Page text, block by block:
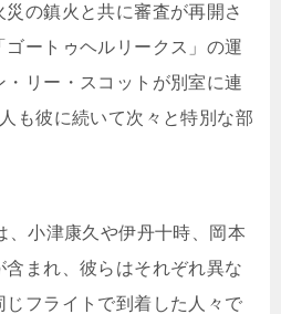
の鎮火と共に審査が再開さ
ートゥヘルリークス」の運
リー・スコットが別室に連
も彼に続いて次々と特別な部
、小津康久や伊丹十時、岡本
まれ、彼らはそれぞれ異な
じフライトで到着した人々で